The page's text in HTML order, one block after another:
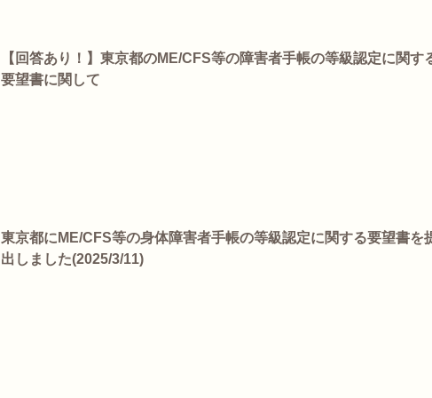
【回答あり！】東京都のME/CFS等の障害者手帳の等級認定に関す
要望書に関して
東京都にME/CFS等の身体障害者手帳の等級認定に関する要望書を
出しました(2025/3/11)